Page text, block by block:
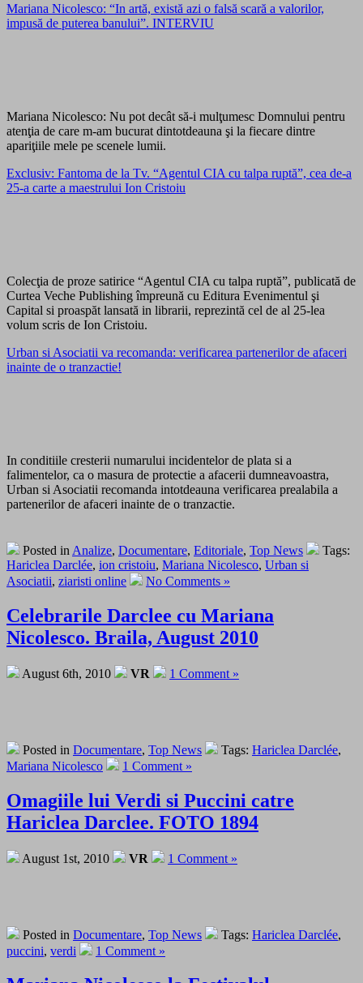
Mariana Nicolesco: “In artă, există azi o falsă scară a valorilor,
impusă de puterea banului”. INTERVIU
Mariana Nicolesco: Nu pot decât să-i mulţumesc Domnului pentru
atenţia de care m-am bucurat dintotdeauna şi la fiecare dintre
apariţiile mele pe scenele lumii.
Exclusiv: Fantoma de la Tv. “Agentul CIA cu talpa ruptă”, cea de-a
25-a carte a maestrului Ion Cristoiu
Colecţia de proze satirice “Agentul CIA cu talpa ruptă”, publicată de
Curtea Veche Publishing împreună cu Editura Evenimentul şi
Capital si proaspăt lansată in librarii, reprezintă cel de al 25-lea
volum scris de Ion Cristoiu.
Urban si Asociatii va recomanda: verificarea partenerilor de afaceri
inainte de o tranzactie!
In conditiile cresterii numarului incidentelor de plata si a
falimentelor, ca o masura de protectie a afacerii dumneavoastra,
Urban si Asociatii recomanda intotdeauna verificarea prealabila a
partenerilor de afaceri inainte de o tranzactie.
Posted in Analize, Documentare, Editoriale, Top News
Tags:
Hariclea Darclée, ion cristoiu, Mariana Nicolesco, Urban si
Asociatii, ziaristi online No Comments »
Celebrarile Darclee cu Mariana
Nicolesco. Braila, August 2010
August 6th, 2010 VR 1 Comment »
Posted in Documentare, Top News Tags: Hariclea Darclée,
Mariana Nicolesco
1 Comment »
Omagiile lui Verdi si Puccini catre
Hariclea Darclee. FOTO 1894
August 1st, 2010 VR 1 Comment »
Posted in Documentare, Top News Tags: Hariclea Darclée,
puccini, verdi 1 Comment »